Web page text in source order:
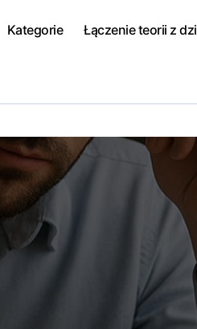
Kategorie Łączenie teorii z